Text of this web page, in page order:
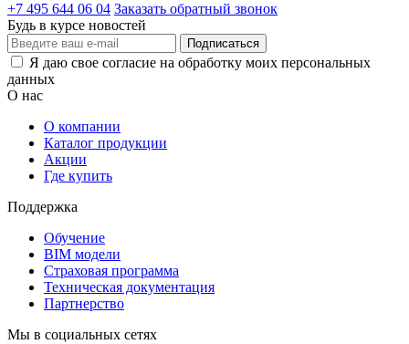
+7 495 644 06 04 Заказать обратный звонок
Будь в курсе новостей
Подписаться
Я даю свое согласие на обработку моих персональных
данных
О нас
О компании
Каталог продукции
Акции
Где купить
Поддержка
Обучение
BIM модели
Страховая программа
Техническая документация
Партнерство
Мы в социальных сетях